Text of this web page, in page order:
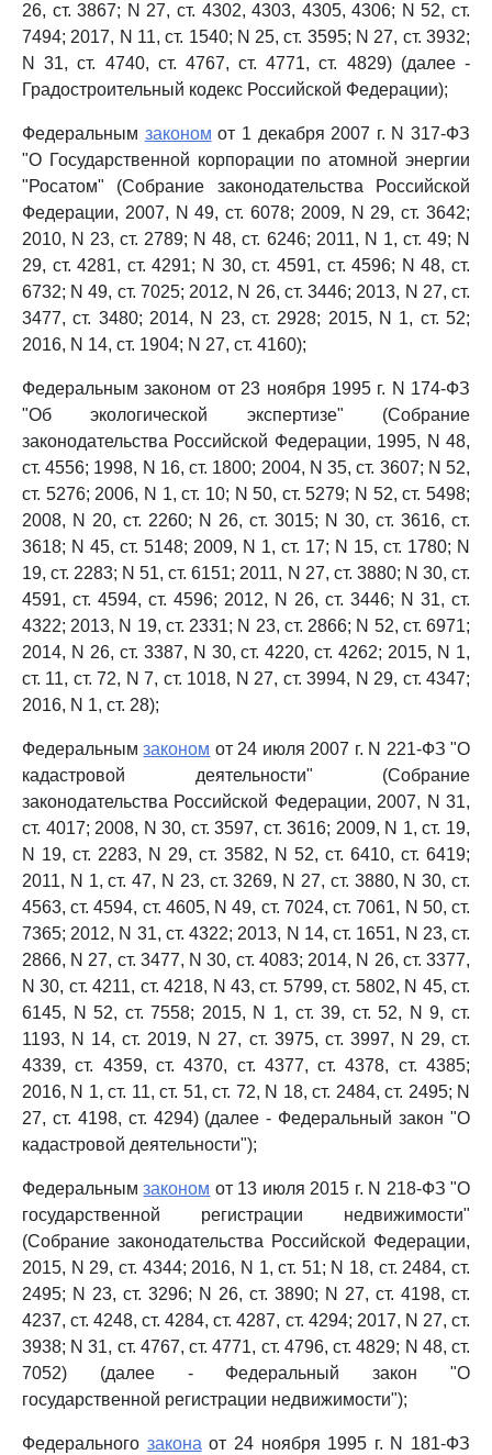
26, ст. 3867; N 27, ст. 4302, 4303, 4305, 4306; N 52, ст.
7494; 2017, N 11, ст. 1540; N 25, ст. 3595; N 27, ст. 3932;
N 31, ст. 4740, ст. 4767, ст. 4771, ст. 4829) (далее -
Градостроительный кодекс Российской Федерации);
Федеральным законом от 1 декабря 2007 г. N 317-ФЗ
"О Государственной корпорации по атомной энергии
"Росатом" (Собрание законодательства Российской
Федерации, 2007, N 49, ст. 6078; 2009, N 29, ст. 3642;
2010, N 23, ст. 2789; N 48, ст. 6246; 2011, N 1, ст. 49; N
29, ст. 4281, ст. 4291; N 30, ст. 4591, ст. 4596; N 48, ст.
6732; N 49, ст. 7025; 2012, N 26, ст. 3446; 2013, N 27, ст.
3477, ст. 3480; 2014, N 23, ст. 2928; 2015, N 1, ст. 52;
2016, N 14, ст. 1904; N 27, ст. 4160);
Федеральным законом от 23 ноября 1995 г. N 174-ФЗ
"Об экологической экспертизе" (Собрание
законодательства Российской Федерации, 1995, N 48,
ст. 4556; 1998, N 16, ст. 1800; 2004, N 35, ст. 3607; N 52,
ст. 5276; 2006, N 1, ст. 10; N 50, ст. 5279; N 52, ст. 5498;
2008, N 20, ст. 2260; N 26, ст. 3015; N 30, ст. 3616, ст.
3618; N 45, ст. 5148; 2009, N 1, ст. 17; N 15, ст. 1780; N
19, ст. 2283; N 51, ст. 6151; 2011, N 27, ст. 3880; N 30, ст.
4591, ст. 4594, ст. 4596; 2012, N 26, ст. 3446; N 31, ст.
4322; 2013, N 19, ст. 2331; N 23, ст. 2866; N 52, ст. 6971;
2014, N 26, ст. 3387, N 30, ст. 4220, ст. 4262; 2015, N 1,
ст. 11, ст. 72, N 7, ст. 1018, N 27, ст. 3994, N 29, ст. 4347;
2016, N 1, ст. 28);
Федеральнымзаконом от 24 июля 2007 г. N 221-ФЗ "О
кадастровой деятельности" (Собрание
законодательства Российской Федерации, 2007, N 31,
ст. 4017; 2008, N 30, ст. 3597, ст. 3616; 2009, N 1, ст. 19,
N 19, ст. 2283, N 29, ст. 3582, N 52, ст. 6410, ст. 6419;
2011, N 1, ст. 47, N 23, ст. 3269, N 27, ст. 3880, N 30, ст.
4563, ст. 4594, ст. 4605, N 49, ст. 7024, ст. 7061, N 50, ст.
7365; 2012, N 31, ст. 4322; 2013, N 14, ст. 1651, N 23, ст.
2866, N 27, ст. 3477, N 30, ст. 4083; 2014, N 26, ст. 3377,
N 30, ст. 4211, ст. 4218, N 43, ст. 5799, ст. 5802, N 45, ст.
6145, N 52, ст. 7558; 2015, N 1, ст. 39, ст. 52, N 9, ст.
1193, N 14, ст. 2019, N 27, ст. 3975, ст. 3997, N 29, ст.
4339, ст. 4359, ст. 4370, ст. 4377, ст. 4378, ст. 4385;
2016, N 1, ст. 11, ст. 51, ст. 72, N 18, ст. 2484, ст. 2495; N
27, ст. 4198, ст. 4294) (далее - Федеральный закон "О
кадастровой деятельности");
Федеральнымзаконом от 13 июля 2015 г. N 218-ФЗ "О
государственной регистрации недвижимости"
(Собрание законодательства Российской Федерации,
2015, N 29, ст. 4344; 2016, N 1, ст. 51; N 18, ст. 2484, ст.
2495; N 23, ст. 3296; N 26, ст. 3890; N 27, ст. 4198, ст.
4237, ст. 4248, ст. 4284, ст. 4287, ст. 4294; 2017, N 27, ст.
3938; N 31, ст. 4767, ст. 4771, ст. 4796, ст. 4829; N 48, ст.
7052) (далее - Федеральный закон "О
государственной регистрации недвижимости");
Федерального закона от 24 ноября 1995 г. N 181-ФЗ